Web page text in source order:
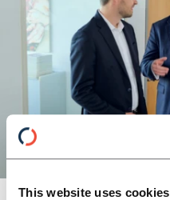
This website uses cookies
BANKEN KOMPETENZ